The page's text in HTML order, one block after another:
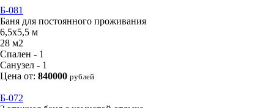
Б-081
Баня для постоянного проживания
6,5х5,5 м
28 м2
Спален - 1
Санузел - 1
Цена от: 840000 рублей
Б-072